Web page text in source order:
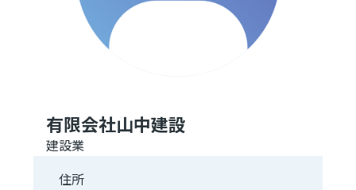
有限会社山中建設
建設業
住所